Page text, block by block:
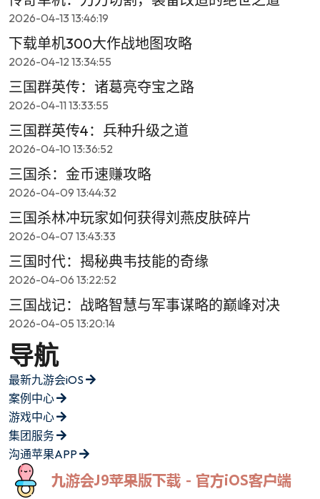
2026-04-13 13:46:19
下载单机300大作战地图攻略
2026-04-12 13:34:55
三国群英传：诸葛亮夺宝之路
2026-04-11 13:33:55
三国群英传4：兵种升级之道
2026-04-10 13:36:52
三国杀：金币速赚攻略
2026-04-09 13:44:32
三国杀林冲玩家如何获得刘燕皮肤碎片
2026-04-07 13:43:33
三国时代：揭秘典韦技能的奇缘
2026-04-06 13:22:52
三国战记：战略智慧与军事谋略的巅峰对决
2026-04-05 13:20:14
导航
最新九游会iOS
案例中心
游戏中心
集团服务
沟通苹果APP